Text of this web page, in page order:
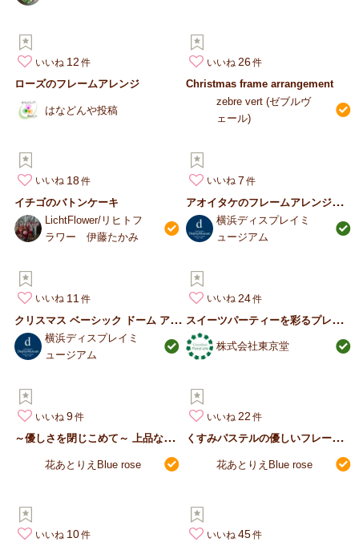
いいね 12
ローズのフレームアレンジ
はなどんや投稿
いいね 26
Christmas frame arrangement
zebre vert (ゼブルヴ
ェール)
いいね 18
イチゴのバトンケーキ
LichtFlower/リヒトフ
ラワー 伊藤たかみ
いいね 7
横浜ディスプレイミ
ュージアム
いいね 11
ク
リスマス ベーシック ドーム アレンジ
横浜ディスプレイミ
ュージアム
いいね 24
ス
イーツパーティーを彩るプレート飾り
株式会社東京堂
いいね 9
～
優しさを閉じこめて～ 上品なフラワーフォトフレーム
花あとりえBlue rose
いいね 22
く
すみパステルの優しいフレームリース
花あとりえBlue rose
いいね 10 いいね 45